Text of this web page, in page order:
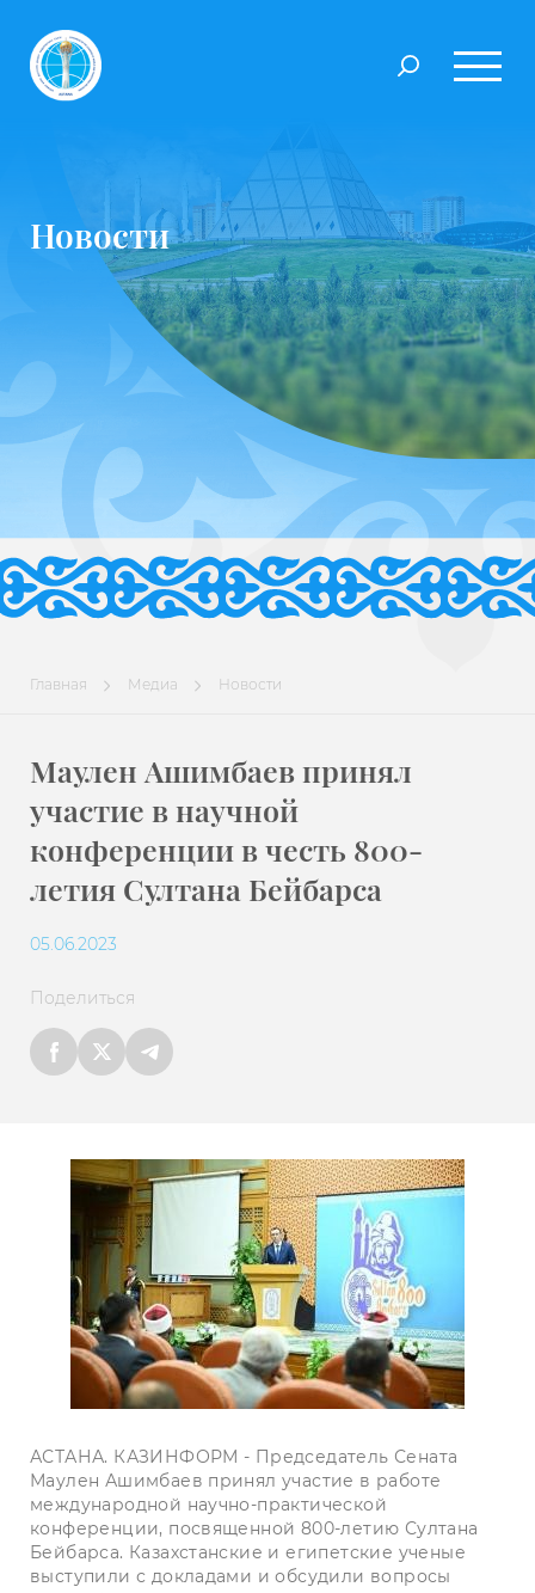
Новости
Главная Медиа Новости
Маулен Ашимбаев принял
участие в научной
конференции в честь 800-
летия Султана Бейбарса
05.06.2023
Поделиться
АСТАНА. КАЗИНФОРМ - Председатель Сената
Маулен Ашимбаев принял участие в работе
международной научно-практической
конференции, посвященной 800-летию Султана
Бейбарса. Казахстанские и египетские ученые
выступили с докладами и обсудили вопросы